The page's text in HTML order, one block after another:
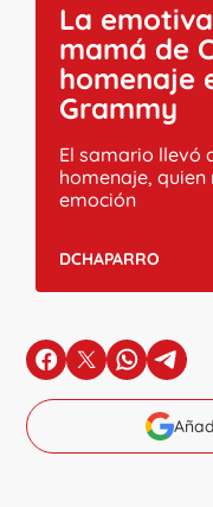
La
mamá de
homenaje
Grammy
El samario llevó
homenaje,
emoción
DCHAPARRO
en Facebook
en Xen en